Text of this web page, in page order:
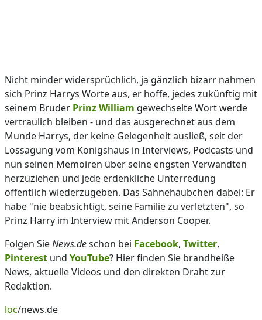
Nicht minder widersprüchlich, ja gänzlich bizarr nahmen
sich Prinz Harrys Worte aus, er hoffe, jedes zukünftig mit
seinem Bruder Prinz William gewechselte Wort werde
vertraulich bleiben - und das ausgerechnet aus dem
Munde Harrys, der keine Gelegenheit ausließ, seit der
Lossagung vom Königshaus in Interviews, Podcasts und
nun seinen Memoiren über seine engsten Verwandten
herzuziehen und jede erdenkliche Unterredung
öffentlich wiederzugeben. Das Sahnehäubchen dabei: Er
habe "nie beabsichtigt, seine Familie zu verletzten", so
Prinz Harry im Interview mit Anderson Cooper.
Folgen SieNews.deschon bei Facebook, Twitter,
Pinterest und YouTube? Hier finden Sie brandheiße
News, aktuelle Videos und den direkten Draht zur
Redaktion.
loc/news.de